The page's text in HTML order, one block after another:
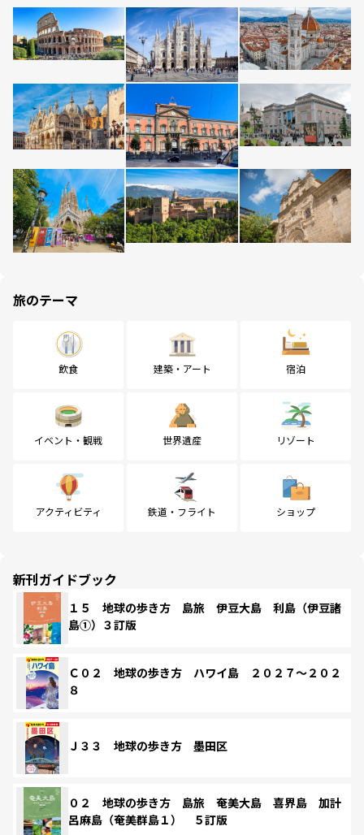
旅のテーマ
飲食 建築・アート 宿泊
イベント・観戦 世界遺産 リゾート
アクティビティ 鉄道・フライト ショップ
新刊ガイドブック
１５ 地球の歩き方 島旅 伊豆大島 利島（伊豆諸
島①）３訂版
Ｃ０２ 地球の歩き方 ハワイ島 ２０２７～２０２
８
Ｊ３３ 地球の歩き方 墨田区
０２ 地球の歩き方 島旅 奄美大島 喜界島 加計
呂麻島（奄美群島１） ５訂版